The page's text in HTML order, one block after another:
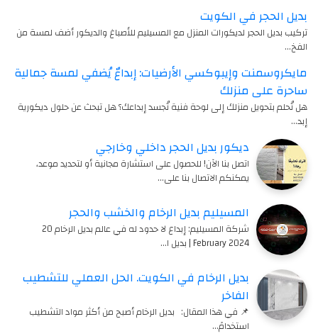
بديل الحجر في الكويت
تركيب بديل الحجر لديكورات المنزل مع المسيليم للأصباغ والديكور أضف لمسة من
الفخ…
مايكروسمنت وإيبوكسي الأرضيات: إبداعٌ يُضفي لمسة جمالية
ساحرة على منزلك
هل تُحلم بتحويل منزلك إلى لوحة فنية تُجسد إبداعك؟ هل تبحث عن حلول ديكورية
إبد…
ديكور بديل الحجر داخلي وخارجي
اتصل بنا الآن! للحصول على استشارة مجانية أو لتحديد موعد،
يمكنكم الاتصال بنا على…
المسيليم بديل الرخام والخشب والحجر
شركة المسيليم: إبداع لا حدود له في عالم بديل الرخام 20
February 2024 | بديل ا…
بديل الرخام في الكويت. الحل العملي للتشطيب
الفاخر
📌 في هذا المقال: بديل الرخام أصبح من أكثر مواد التشطيب
استخدامً…